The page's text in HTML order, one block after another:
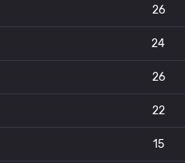
26
24
26
22
15